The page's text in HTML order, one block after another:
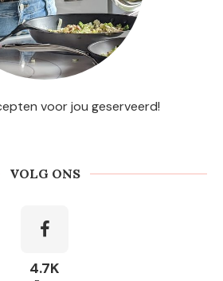
voor jou geserveerd!
VOLG ONS
4.7K